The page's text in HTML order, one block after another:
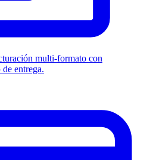
multi-formato con
entrega.